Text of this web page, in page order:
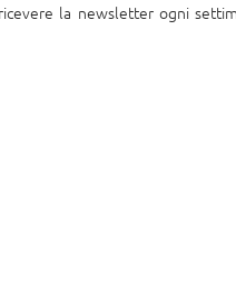
la newsletter ogni